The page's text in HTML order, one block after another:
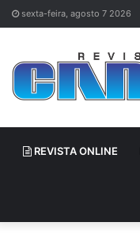
sexta-feira, agosto 7 2026
REVISTA ONLINE